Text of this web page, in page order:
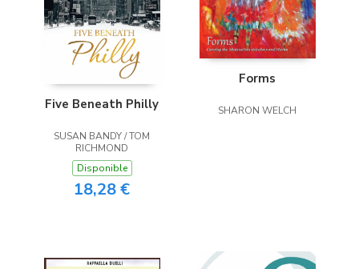
Five Beneath Philly
SUSAN BANDY / TOM
RICHMOND
Disponible
18,28 €
Forms
SHARON WELCH